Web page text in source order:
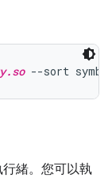
緒。您可以執